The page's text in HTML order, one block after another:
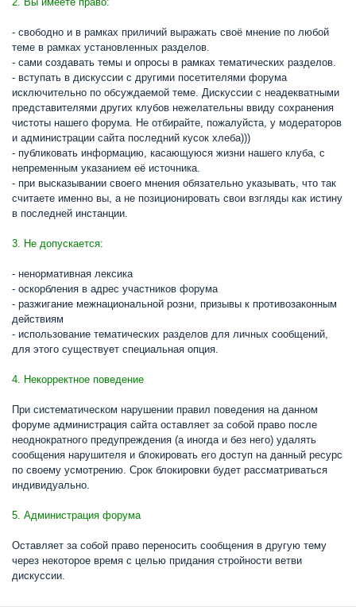
- свободно и в рамках приличий выражать своё мнение по любой
теме в рамках установленных разделов.
- сами создавать темы и опросы в рамках тематических разделов.
- вступать в дискуссии с другими посетителями форума
исключительно по обсуждаемой теме. Дискуссии с неадекватными
представителями других клубов нежелательны ввиду сохранения
чистоты нашего форума. Не отбирайте, пожалуйста, у модераторов
и администрации сайта последний кусок хлеба)))
- публиковать информацию, касающуюся жизни нашего клуба, с
непременным указанием её источника.
- при высказывании своего мнения обязательно указывать, что так
считаете именно вы, а не позиционировать свои взгляды как истину
в последней инстанции.
3. Не допускается:
- ненормативная лексика
- оскорбления в адрес участников форума
- разжигание межнациональной розни, призывы к противозаконным
действиям
- использование тематических разделов для личных сообщений,
для этого существует специальная опция.
4. Некорректное поведение
При систематическом нарушении правил поведения на данном
форуме администрация сайта оставляет за собой право после
неоднократного предупреждения (а иногда и без него) удалять
сообщения нарушителя и блокировать его доступ на данный ресурс
по своему усмотрению. Срок блокировки будет рассматриваться
индивидуально.
5. Администрация форума
Оставляет за собой право переносить сообщения в другую тему
через некоторое время с целью придания стройности ветви
дискуссии.